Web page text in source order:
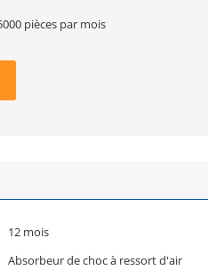
pièces par mois
12 mois
Absorbeur de choc à ressort d'air